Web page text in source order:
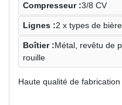
Compresseur :3/8 CV
Lignes :2 x types de bière
Boîtier :Métal, revêtu de
rouille
Haute qualité de